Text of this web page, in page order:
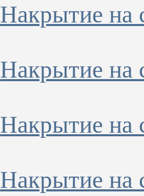
Накрытие на
Накрытие на
Накрытие на
Накрытие на